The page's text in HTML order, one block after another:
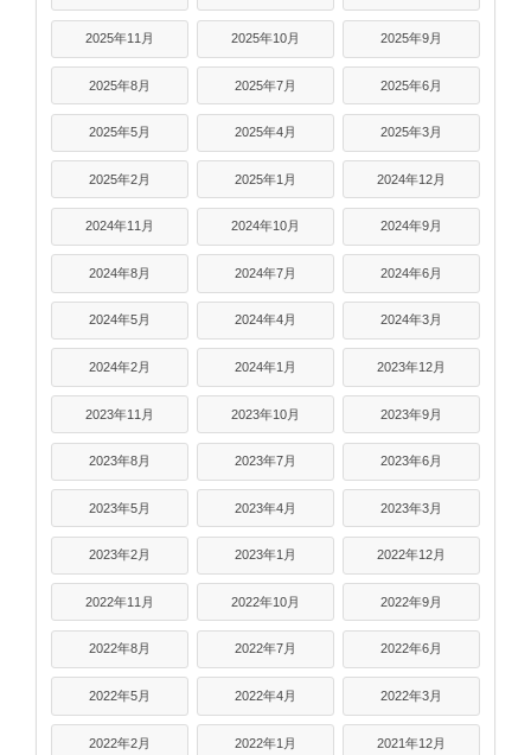
2025年11月 2025年10月 2025年9月
2025年8月 2025年7月 2025年6月
2025年5月 2025年4月 2025年3月
2025年2月 2025年1月 2024年12月
2024年11月 2024年10月 2024年9月
2024年8月 2024年7月 2024年6月
2024年5月 2024年4月 2024年3月
2024年2月 2024年1月 2023年12月
2023年11月 2023年10月 2023年9月
2023年8月 2023年7月 2023年6月
2023年5月 2023年4月 2023年3月
2023年2月 2023年1月 2022年12月
2022年11月 2022年10月 2022年9月
2022年8月 2022年7月 2022年6月
2022年5月 2022年4月 2022年3月
2022年2月 2022年1月 2021年12月